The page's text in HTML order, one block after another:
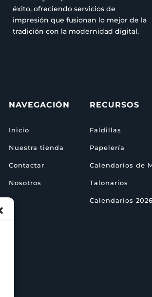
éxito, ofreciendo servicios de
impresión que fusionan lo mejor de la
tradición con la modernidad digital.
NAVEGACIÓN
Inicio
Nuestra tienda
Contactar
Nosotros
RECURSOS
Faldillas
Papelería
Calendarios de
Talonarios
Calendarios 2026